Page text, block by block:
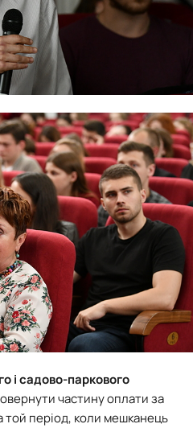
і садово-паркового
частину оплати за
той період, коли мешканець